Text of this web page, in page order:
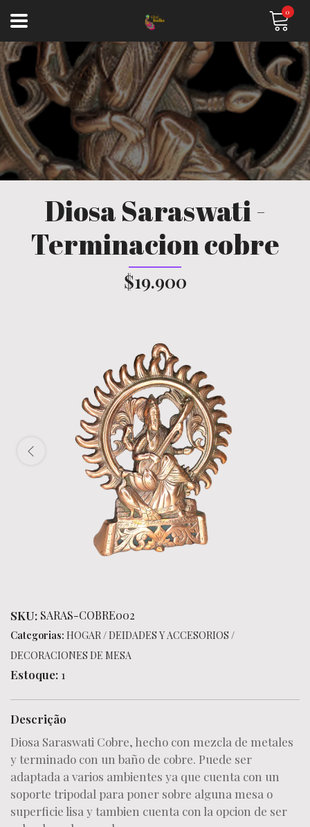
0
Diosa Saraswati -
Terminacion cobre
$19.900
SKU: SARAS-COBRE002
Categorias: HOGAR/DEIDADES Y ACCESORIOS /
DECORACIONES DE MESA
Estoque: 1
Descrição
Diosa Saraswati Cobre, hecho con mezcla de metales
y terminado con un baño de cobre. Puede ser
adaptada a varios ambientes ya que cuenta con un
soporte tripodal para poner sobre alguna mesa o
superficie lisa y tambien cuenta con la opcion de ser